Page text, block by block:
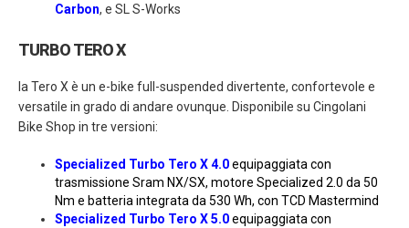
Carbon, e SL S-Works
TURBO TERO X
la Tero X è un e-bike full-suspended divertente, confortevole e
versatile in grado di andare ovunque. Disponibile su Cingolani
Bike Shop in tre versioni:
Specialized Turbo Tero X 4.0equipaggiata con
trasmissione Sram NX/SX, motore Specialized 2.0 da 50
Nm e batteria integrata da 530 Wh, con TCD Mastermind
Specialized Turbo Tero X 5.0equipaggiata con